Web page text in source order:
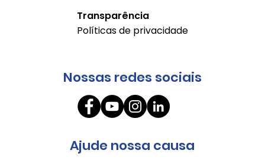
Nossas redes sociais
Ajude nossa causa
Transparência
Políticas de privacidade